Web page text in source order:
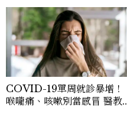
COVID-19單周就診暴增！
喉嚨痛、咳嗽別當感冒 醫教